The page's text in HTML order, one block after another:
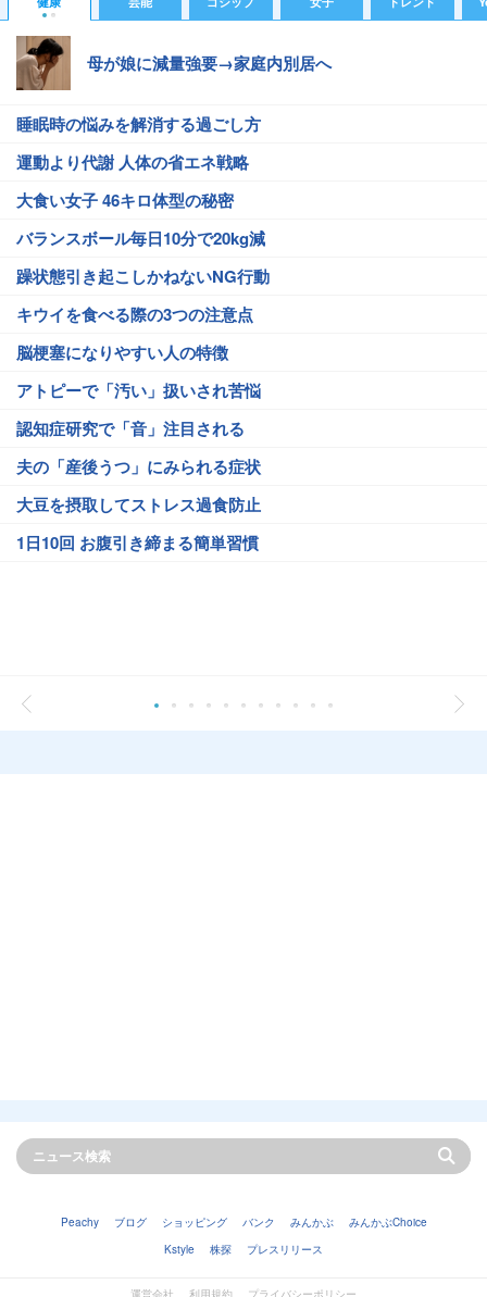
母が娘に減量強要→家庭内別居へ
睡眠時の悩みを解消する過ごし方
運動より代謝 人体の省エネ戦略
大食い女子 46キロ体型の秘密
バランスボール毎日10分で20kg減
躁状態引き起こしかねないNG行動
キウイを食べる際の3つの注意点
脳梗塞になりやすい人の特徴
アトピーで「汚い」扱いされ苦悩
認知症研究で「音」注目される
夫の「産後うつ」にみられる症状
大豆を摂取してストレス過食防止
1日10回 お腹引き締まる簡単習慣
Peachy ブログ ショッピング バンク みんかぶ
みんかぶChoice
Kstyle
株探 プレスリリース
運営会社 利用規約 プライバシーポリシー